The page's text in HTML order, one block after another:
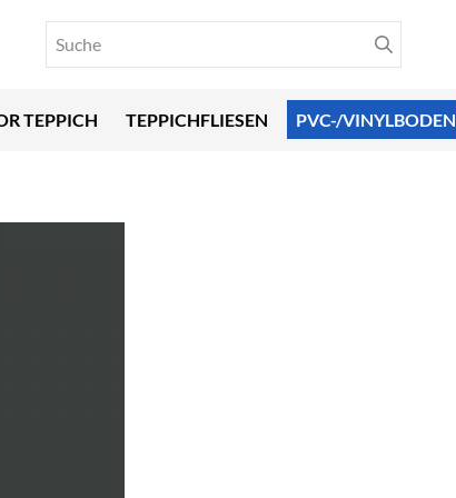
TEPPICH TEPPICHFLIESEN PVC-/VINYLBODEN